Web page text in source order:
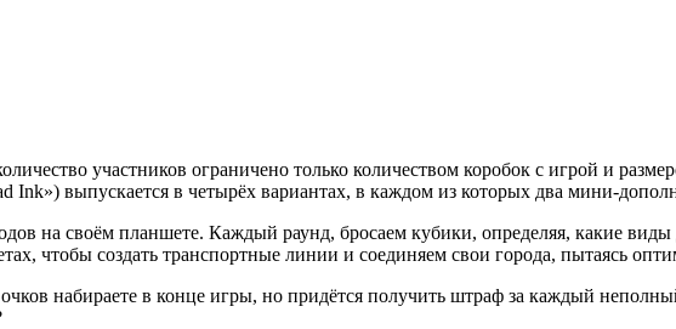
участников ограничено только количеством коробок с игрой и
Ink») выпускается в четырёх вариантах, в каждом из которых два мини-
на своём планшете. Каждый раунд, бросаем кубики, определяя, какие
чтобы создать транспортные линии и соединяем свои города, пытаясь
набираете в конце игры, но придётся получить штраф за каждый